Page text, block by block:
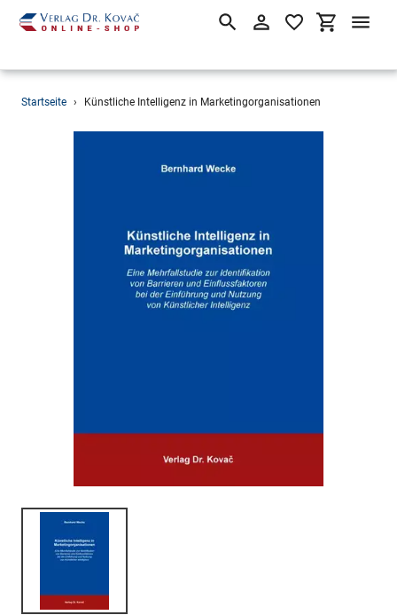
Direkt
SuchenEinloggen
Startseite › Künstliche Intelligenz in Marketingorganisationen